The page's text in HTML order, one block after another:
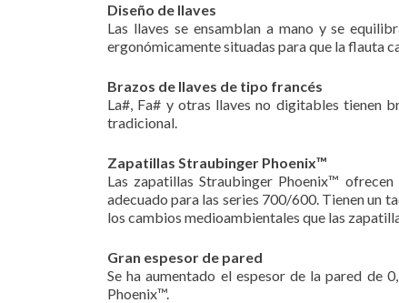
Diseño de llaves
Las llaves se ensamblan a mano y se
ergonómicamente situadas para que la flauta
Brazos de llaves de tipo francés
La#, Fa# y otras llaves no digitables tienen
tradicional.
Zapatillas Straubinger Phoenix™
Las zapatillas Straubinger Phoenix™
adecuado para las series 700/600. Tienen un
los cambios medioambientales que las
Gran espesor de pared
Se ha aumentado el espesor de la pared de
Phoenix™.